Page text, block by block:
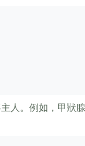
人。例如，甲狀